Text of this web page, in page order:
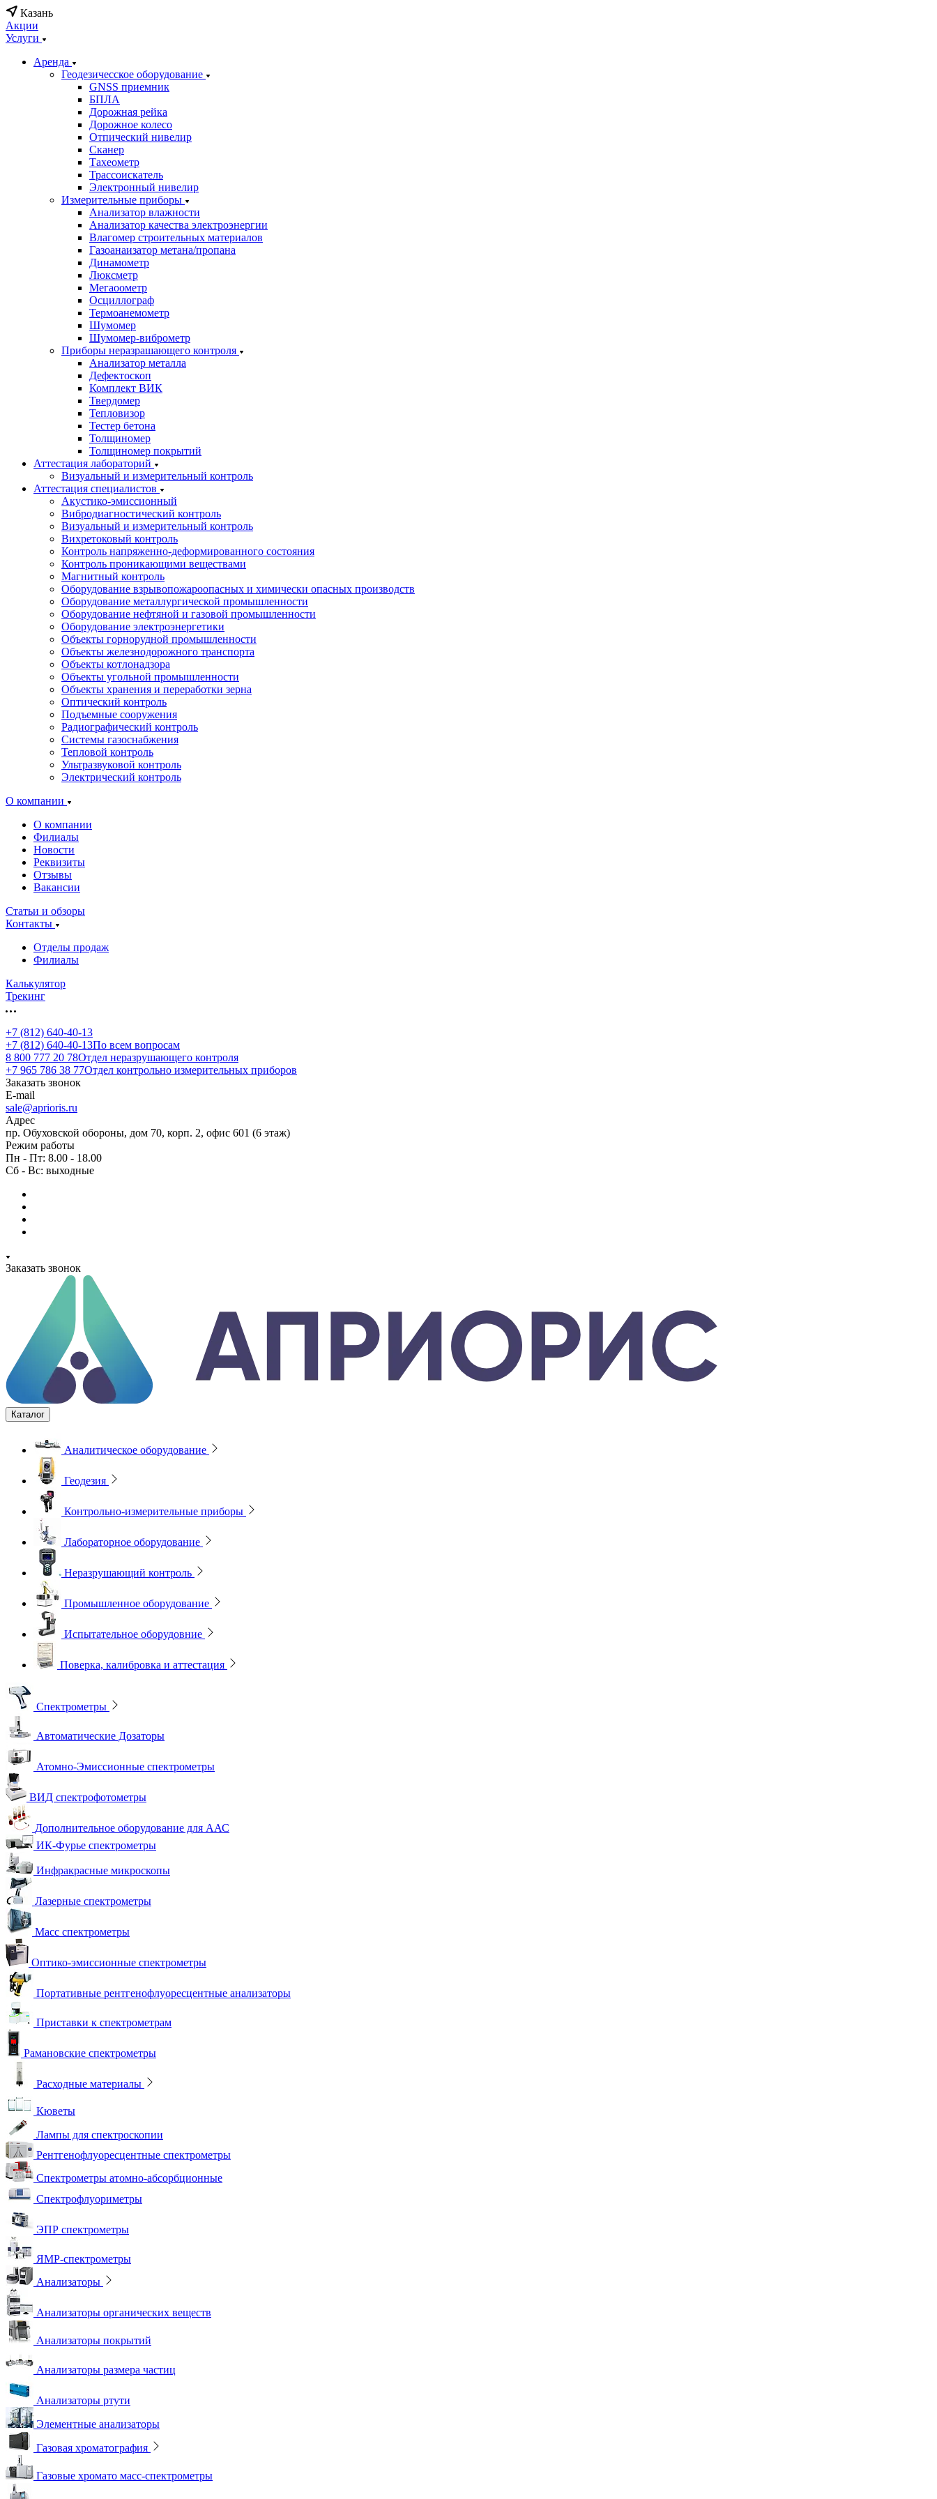
Казань
Акции
Услуги
Аренда
Геодезичесское оборудование
GNSS приемник
БПЛА
Дорожная рейка
Дорожное колесо
Отпический нивелир
Сканер
Тахеометр
Трассоискатель
Электронный нивелир
Измерительные приборы
Анализатор влажности
Анализатор качества электроэнергии
Влагомер строительных материалов
Газоанаизатор метана/пропана
Динамометр
Люксметр
Мегаоометр
Осциллограф
Термоанемометр
Шумомер
Шумомер-виброметр
Приборы неразрашающего контроля
Анализатор металла
Дефектоскоп
Комплект ВИК
Твердомер
Тепловизор
Тестер бетона
Толщиномер
Толщиномер покрытий
Аттестация лабораторий
Визуальный и измерительный контроль
Аттестация специалистов
Акустико-эмиссионный
Вибродиагностический контроль
Визуальный и измерительный контроль
Вихретоковый контроль
Контроль напряженно-деформированного состояния
Контроль проникающими веществами
Магнитный контроль
Оборудование взрывопожароопасных и химически опасных производств
Оборудование металлургической промышленности
Оборудование нефтяной и газовой промышленности
Оборудование электроэнергетики
Объекты горнорудной промышленности
Объекты железнодорожного транспорта
Объекты котлонадзора
Объекты угольной промышленности
Объекты хранения и переработки зерна
Оптический контроль
Подъемные сооружения
Радиографический контроль
Системы газоснабжения
Тепловой контроль
Ультразвуковой контроль
Электрический контроль
О компании
О компании
Филиалы
Новости
Реквизиты
Отзывы
Вакансии
Статьи и обзоры
Контакты
Отделы продаж
Филиалы
Калькулятор
Трекинг
+7 (812) 640-40-13
+7 (812) 640-40-13По всем вопросам
8 800 777 20 78Отдел неразрушающего контроля
+7 965 786 38 77Отдел контрольно измерительных приборов
Заказать звонок
E-mail
sale@aprioris.ru
Адрес
пр. Обуховской обороны, дом 70, корп. 2, офис 601 (6 этаж)
Режим работы
Пн - Пт: 8.00 - 18.00
Сб - Вс: выходные
Заказать звонок
Каталог
Аналитическое оборудование
Геодезия
Контрольно-измерительные приборы
Лабораторное оборудование
Неразрушающий контроль
Промышленное оборудование
Испытательное оборудовние
Поверка, калибровка и аттестация
Спектрометры
Автоматические Дозаторы
Атомно-Эмиссионные спектрометры
ВИД спектрофотометры
Дополнительное оборудование для ААС
ИК-Фурье спектрометры
Инфракрасные микроскопы
Лазерные спектрометры
Масс спектрометры
Оптико-эмиссионные спектрометры
Портативные рентгенофлуоресцентные анализаторы
Приставки к спектрометрам
Рамановские спектрометры
Расходные материалы
Кюветы
Лампы для спектроскопии
Рентгенофлуоресцентные спектрометры
Спектрометры атомно-абсорбционные
Спектрофлуориметры
ЭПР спектрометры
ЯМР-спектрометры
Анализаторы
Анализаторы органических веществ
Анализаторы покрытий
Анализаторы размера частиц
Анализаторы ртути
Элементные анализаторы
Газовая хроматография
Газовые хромато масс-спектрометры